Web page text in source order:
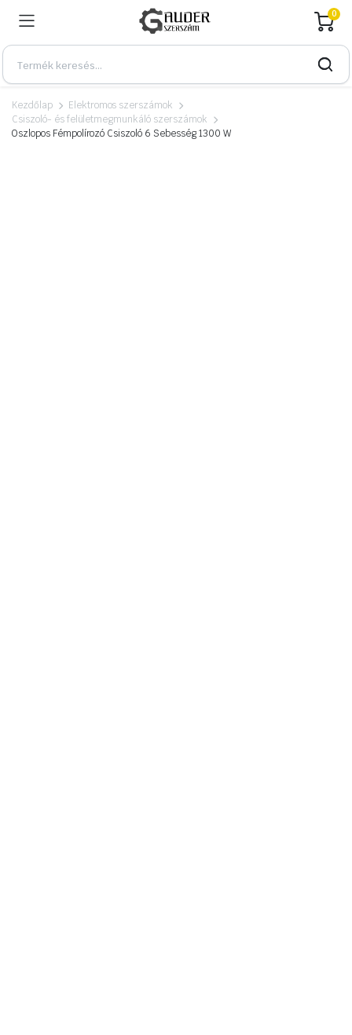
0
Kezdőlap
Elektromos szerszámok
Csiszoló- és felületmegmunkáló szerszámok
Oszlopos Fémpolírozó Csiszoló 6 Sebesség 1300 W